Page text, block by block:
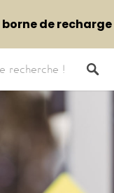
borne de recharge